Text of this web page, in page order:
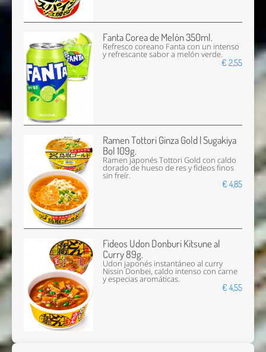
Fanta Corea de Melón 350ml.
Refresco coreano Fanta con un intenso
y refrescante sabor a melón verde.
€ 2,55
Ramen Tottori Ginza Gold | Sugakiya
Bol 109g.
Ramen japonés Tottori Gold con caldo
dorado de hueso de res y fideos finos
sin freír.
€ 4,85
Fideos Udon Donburi Kitsune al
Curry 89g.
Udon japonés instantáneo al curry
Nissin Donbei, caldo intenso con carne
y especias aromáticas.
€ 4,55